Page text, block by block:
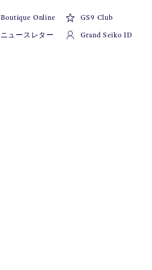
Boutique Online GS9 Club
ニュースレター Grand Seiko ID